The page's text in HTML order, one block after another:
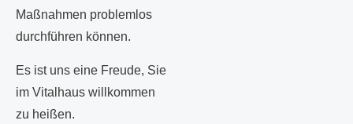
Maßnahmen problemlos
durchführen können.
Es ist uns eine Freude, Sie
im Vitalhaus willkommen
zu heißen.